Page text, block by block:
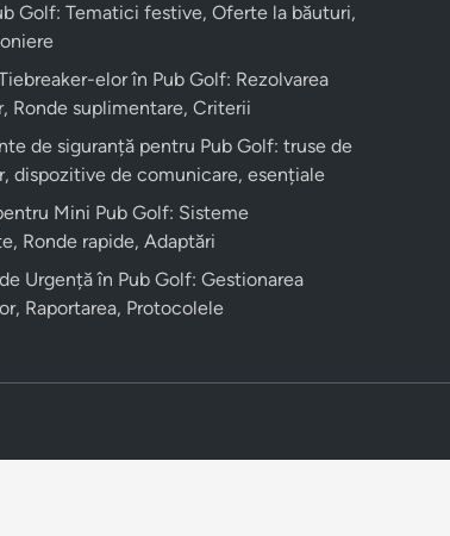
Golf: Tematici festive, Oferte la băuturi,
elor în Pub Golf: Rezolvarea
Ronde suplimentare, Criterii
de siguranță pentru Pub Golf: truse de
dispozitive de comunicare, esențiale
Mini Pub Golf: Sisteme
Ronde rapide, Adaptări
Urgență în Pub Golf: Gestionarea
Raportarea, Protocolele